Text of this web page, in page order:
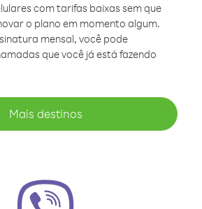
com tarifas baixas sem que
o plano em momento algum.
mensal, você pode
que você já está fazendo
Mais destinos